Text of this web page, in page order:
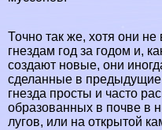
Точно так же, хотя они
гнездам год за годом и,
создают новые, они
сделанные в
гнезда просты и часто
образованных в почве в
лугов, или на открытой